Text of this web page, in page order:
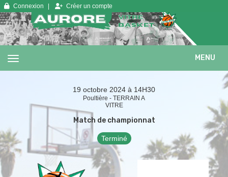
Connexion Créer un compte
MENU
19 octobre 2024 à 14H30
Poultière - TERRAIN A
VITRE
Match de championnat
Terminé
Panneau de gestion des cookies